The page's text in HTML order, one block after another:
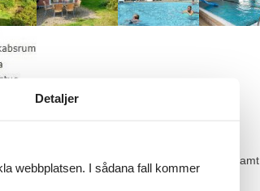
bl.a. indendørs- og udendørs pool
forbindelse med spiseplads og opholdsrum samt
Detaljer
webbplatsen. I sådana fall kommer